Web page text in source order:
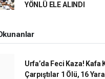
YÖNLÜ ELE ALINDI
Urfa’da Feci Kaza! Kafa
Çarpıştılar 1 Ölü, 16